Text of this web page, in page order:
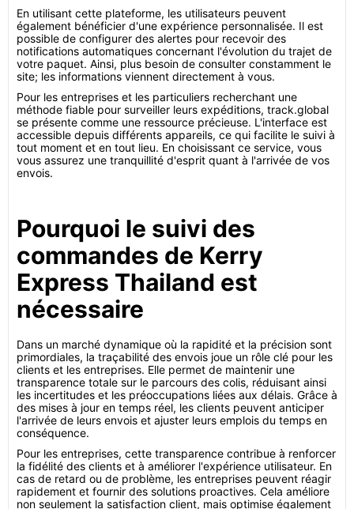
En utilisant cette plateforme, les utilisateurs peuvent
également bénéficier d'une expérience personnalisée. Il est
possible de configurer des alertes pour recevoir des
notifications automatiques concernant l'évolution du trajet de
votre paquet. Ainsi, plus besoin de consulter constamment le
site; les informations viennent directement à vous.
Pour les entreprises et les particuliers recherchant une
méthode fiable pour surveiller leurs expéditions, track.global
se présente comme une ressource précieuse. L'interface est
accessible depuis différents appareils, ce qui facilite le suivi à
tout moment et en tout lieu. En choisissant ce service, vous
vous assurez une tranquillité d'esprit quant à l'arrivée de vos
envois.
Pourquoi le suivi des
commandes de Kerry
Express Thailand est
nécessaire
Dans un marché dynamique où la rapidité et la précision sont
primordiales, la traçabilité des envois joue un rôle clé pour les
clients et les entreprises. Elle permet de maintenir une
transparence totale sur le parcours des colis, réduisant ainsi
les incertitudes et les préoccupations liées aux délais. Grâce à
des mises à jour en temps réel, les clients peuvent anticiper
l'arrivée de leurs envois et ajuster leurs emplois du temps en
conséquence.
Pour les entreprises, cette transparence contribue à renforcer
la fidélité des clients et à améliorer l'expérience utilisateur. En
cas de retard ou de problème, les entreprises peuvent réagir
rapidement et fournir des solutions proactives. Cela améliore
non seulement la satisfaction client, mais optimise également